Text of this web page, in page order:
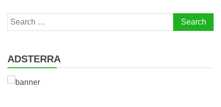
Search
for:
ADSTERRA